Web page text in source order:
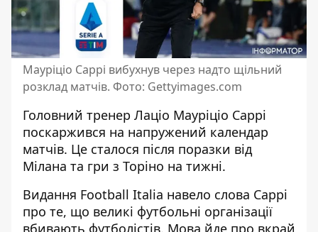
Мауріціо Саррі вибухнув через надто щільний
розклад матчів. Фото: Gettyimages.com
Головний тренер Лаціо Мауріціо Саррі
поскаржився на напружений календар
матчів. Це сталося після поразки від
Мілана та гри з Торіно на тижні.
Видання Football Italia навело слова Саррі
про те, що великі футбольні організації
вбивають футболістів. Мова йде про вкрай